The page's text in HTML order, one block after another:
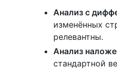
Анализ с
изменённых
релевантны.
Анализ
стандартной